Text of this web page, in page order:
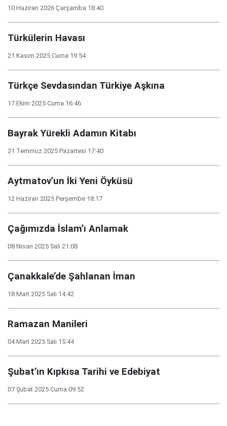
10 Haziran 2026 Çarşamba 18:40
Türkülerin Havası
21 Kasım 2025 Cuma 19:54
Türkçe Sevdasından Türkiye Aşkına
17 Ekim 2025 Cuma 16:46
Bayrak Yürekli Adamın Kitabı
21 Temmuz 2025 Pazartesi 17:40
Aytmatov’un İki Yeni Öyküsü
12 Haziran 2025 Perşembe 18:17
Çağımızda İslam’ı Anlamak
08 Nisan 2025 Salı 21:08
Çanakkale’de Şahlanan İman
18 Mart 2025 Salı 14:42
Ramazan Manileri
04 Mart 2025 Salı 15:44
Şubat’ın Kıpkısa Tarihi ve Edebiyat
07 Şubat 2025 Cuma 09:52